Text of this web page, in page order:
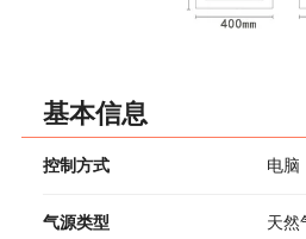
基本信息
控制方式 电脑
气源类型 天然